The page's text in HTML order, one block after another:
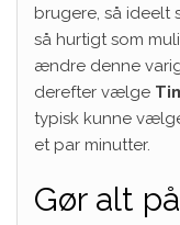
brugere, så ideelt
så hurtigt som
ændre denne
derefter vælge
typisk kunne
et par minutter.
Gør alt